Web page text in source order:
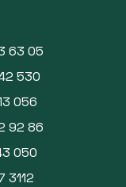
63 05
530
056
92 86
050
3112